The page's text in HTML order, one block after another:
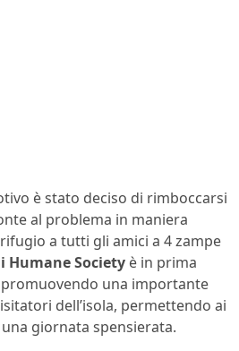
è stato deciso di rimboccarsi
al problema in maniera
a tutti gli amici a 4 zampe
Humane Society è in prima
una importante
dell’isola, permettendo ai
giornata spensierata.